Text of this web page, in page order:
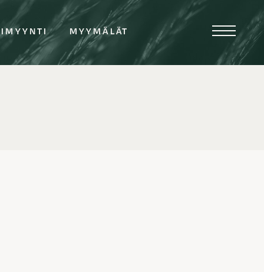
MYYMÄLÄT